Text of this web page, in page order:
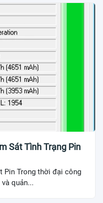
Sát Tình Trạng Pin
Pin Trong thời đại công
quản...